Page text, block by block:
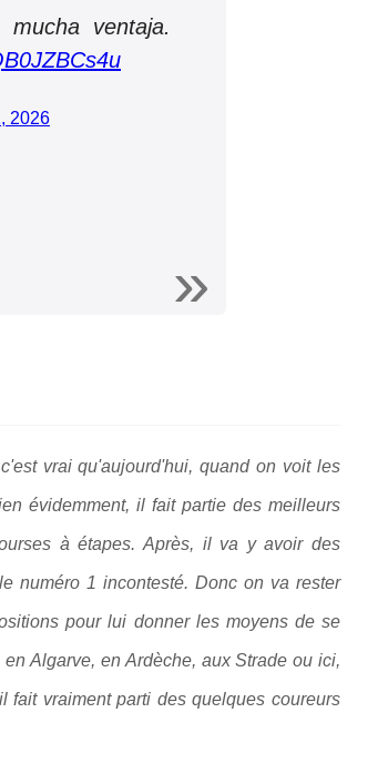
mucha ventaja.
2026
vrai qu'aujourd'hui, quand on voit les
évidemment, il fait partie des meilleurs
à étapes. Après, il va y avoir des
numéro 1 incontesté. Donc on va rester
pour lui donner les moyens de se
Algarve, en Ardèche, aux Strade ou ici,
fait vraiment parti des quelques coureurs